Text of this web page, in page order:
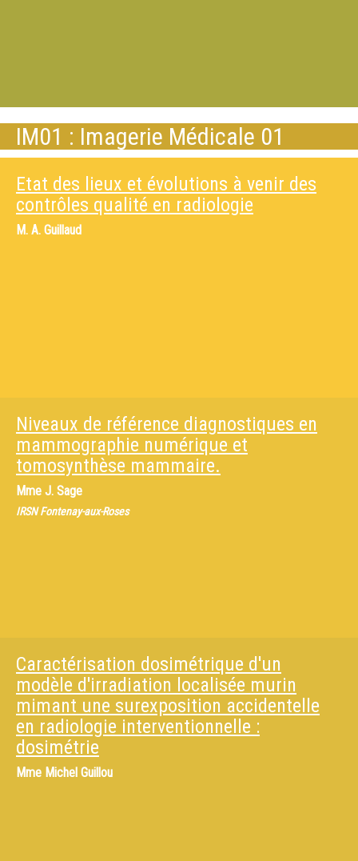
IM01 : Imagerie Médicale 01
Etat des lieux et évolutions à venir des
contrôles qualité en radiologie
M. A. Guillaud
Niveaux de référence diagnostiques en
mammographie numérique et
tomosynthèse mammaire.
Mme J. Sage
IRSN Fontenay-aux-Roses
Caractérisation dosimétrique d'un
modèle d'irradiation localisée murin
mimant une surexposition accidentelle
en radiologie interventionnelle :
dosimétrie
Mme Michel Guillou